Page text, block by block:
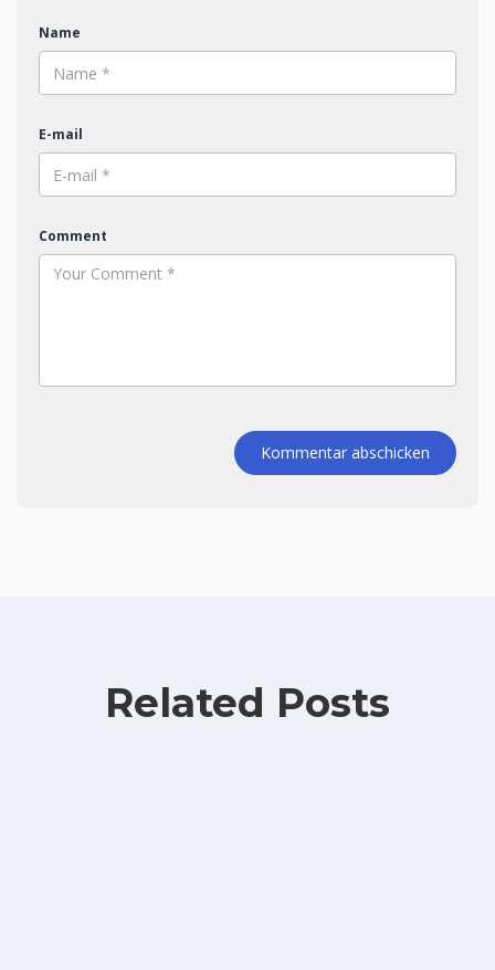
Name
E-mail
Comment
Kommentar abschicken
Related Posts